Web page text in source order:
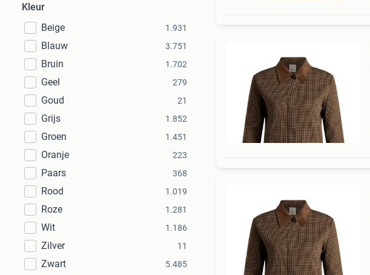
Kleur
Beige
1.931
Blauw 3.751
Bruin 1.702
Geel 279
Goud 21
Grijs 1.852
Groen 1.451
Oranje 223
Paars 368
Rood 1.019
Roze 1.281
Wit 1.186
Zilver 11
Zwart 5.485